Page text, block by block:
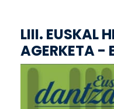
LIII. EUSKAL
AGERKETA